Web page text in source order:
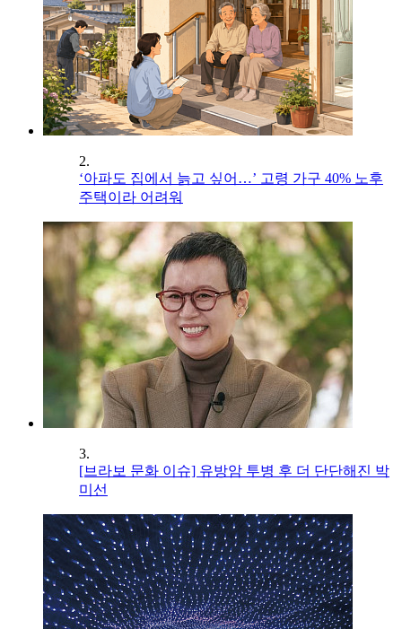
2.
‘아파도 집에서 늙고 싶어…’ 고령 가구 40% 노후
주택이라 어려워
3.
[브라보 문화 이슈] 유방암 투병 후 더 단단해진 박
미선